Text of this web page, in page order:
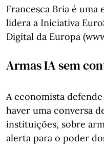
Francesca Bria é uma
lidera a Iniciativa
Digital da Europa
Armas IA sem
A economista
haver uma conversa
instituições, sobre
alerta para o poder